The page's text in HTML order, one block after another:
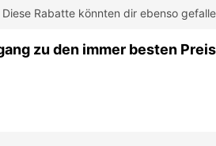
Rabatte könnten dir ebenso
zu den immer besten